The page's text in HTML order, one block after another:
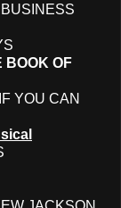
BOOK OF
IF YOU CAN